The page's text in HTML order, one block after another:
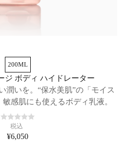
200ML
ジ ボディ ハイドレーター
潤いを。“保水美肌”の「モイス
感肌にも使えるボディ乳液。
税込
¥6,050